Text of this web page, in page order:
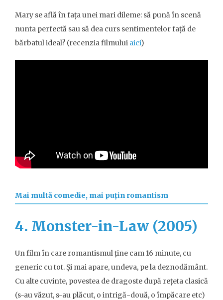
Mary se află în fața unei mari dileme: să pună în scenă
nunta perfectă sau să dea curs sentimentelor față de
bărbatul ideal? (recenzia filmului aici)
Mai multă comedie, mai puțin romantism
4. Monster-in-Law (2005)
Un film în care romantismul ține cam 16 minute, cu
generic cu tot. Și mai apare, undeva, pe la deznodământ.
Cu alte cuvinte, povestea de dragoste după rețeta clasică
(s-au văzut, s-au plăcut, o intrigă-două, o împăcare etc)